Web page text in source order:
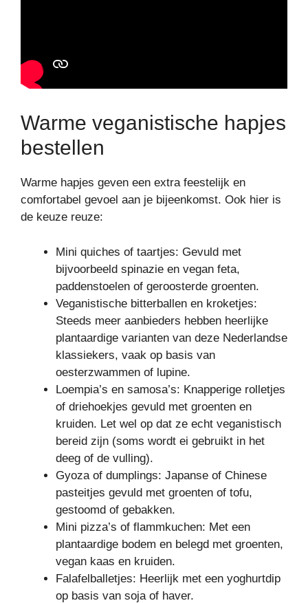
Warme veganistische hapjes
bestellen
Warme hapjes geven een extra feestelijk en
comfortabel gevoel aan je bijeenkomst. Ook hier is
de keuze reuze:
Mini quiches of taartjes: Gevuld met
bijvoorbeeld spinazie en vegan feta,
paddenstoelen of geroosterde groenten.
Veganistische bitterballen en kroketjes:
Steeds meer aanbieders hebben heerlijke
plantaardige varianten van deze Nederlandse
klassiekers, vaak op basis van
oesterzwammen of lupine.
Loempia’s en samosa’s: Knapperige rolletjes
of driehoekjes gevuld met groenten en
kruiden. Let wel op dat ze echt veganistisch
bereid zijn (soms wordt ei gebruikt in het
deeg of de vulling).
Gyoza of dumplings: Japanse of Chinese
pasteitjes gevuld met groenten of tofu,
gestoomd of gebakken.
Mini pizza’s of flammkuchen: Met een
plantaardige bodem en belegd met groenten,
vegan kaas en kruiden.
Falafelballetjes: Heerlijk met een yoghurtdip
op basis van soja of haver.